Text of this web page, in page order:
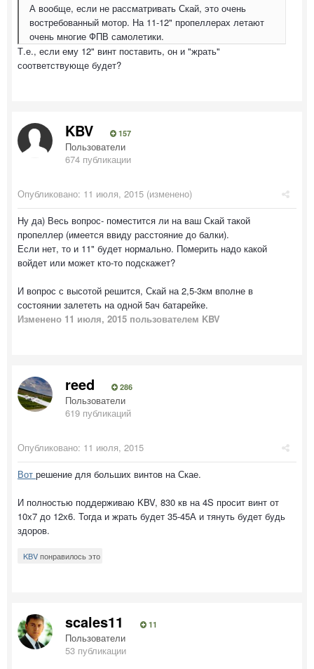
А вообще, если не рассматривать Скай, это очень
востребованный мотор. На 11-12" пропеллерах летают
очень многие ФПВ самолетики.
Т.е., если ему 12" винт поставить, он и "жрать"
соответствующе будет?
KBV 157
Пользователи
674 публикации
Опубликовано: 11 июля, 2015 (изменено)
Ну да) Весь вопрос- поместится ли на ваш Скай такой
пропеллер (имеется ввиду расстояние до балки).
Если нет, то и 11" будет нормально. Померить надо какой
войдет или может кто-то подскажет?
И вопрос с высотой решится, Скай на 2,5-3км вполне в
состоянии залететь на одной 5ач батарейке.
Изменено 11 июля, 2015 пользователем KBV
reed 286
Пользователи
619 публикаций
Опубликовано: 11 июля, 2015
Вот решение для больших винтов на Скае.
И полностью поддерживаю KBV, 830 кв на 4S просит винт от
10х7 до 12х6. Тогда и жрать будет 35-45А и тянуть будет будь
здоров.
KBVпонравилось это
scales11 11
Пользователи
53 публикации